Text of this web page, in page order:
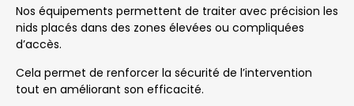
Nos équipements permettent de traiter avec précision les
nids placés dans des zones élevées ou compliquées
d’accès.
Cela permet de renforcer la sécurité de l’intervention
tout en améliorant son efficacité.